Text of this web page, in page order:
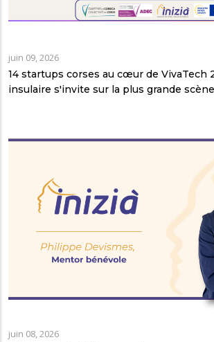
juin 09, 2026
14 startups corses au cœur de VivaTech
insulaire s'invite sur la plus grande
juin 08, 2026